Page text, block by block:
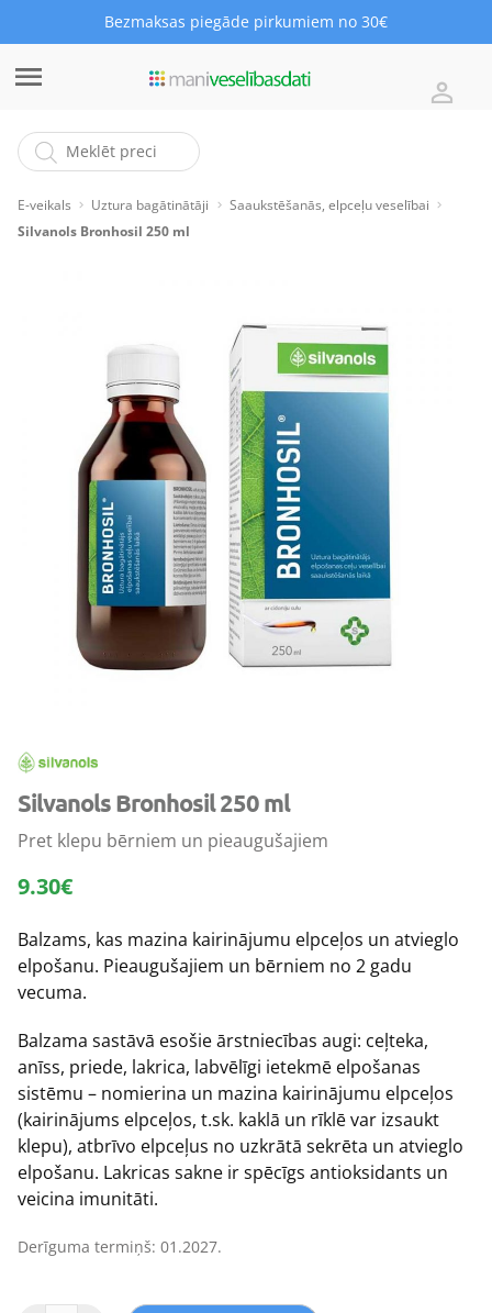
Bezmaksas piegāde pirkumiem no 30€
E-veikals Uztura bagātinātāji
Saaukstēšanās, elpceļu veselībai
Silvanols Bronhosil 250 ml
Silvanols Bronhosil 250 ml
Pret klepu bērniem un pieaugušajiem
9.30€
Balzams, kas mazina kairinājumu elpceļos un atvieglo
elpošanu. Pieaugušajiem un bērniem no 2 gadu
vecuma.
Balzama sastāvā esošie ārstniecības augi: ceļteka,
anīss, priede, lakrica, labvēlīgi ietekmē elpošanas
sistēmu – nomierina un mazina kairinājumu elpceļos
(kairinājums elpceļos, t.sk. kaklā un rīklē var izsaukt
klepu), atbrīvo elpceļus no uzkrātā sekrēta un atvieglo
elpošanu. Lakricas sakne ir spēcīgs antioksidants un
veicina imunitāti.
Derīguma termiņš: 01.2027.